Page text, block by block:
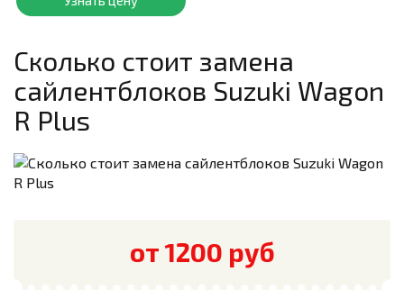
Сколько стоит замена
сайлентблоков Suzuki Wagon
R Plus
от 1200 руб